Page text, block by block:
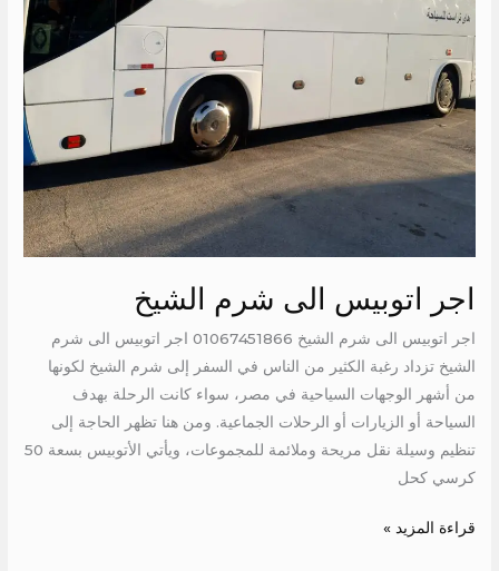
اجر اتوبيس الى شرم الشيخ
اجر اتوبيس الى شرم الشيخ 01067451866 اجر اتوبيس الى شرم
الشيخ تزداد رغبة الكثير من الناس في السفر إلى شرم الشيخ لكونها
من أشهر الوجهات السياحية في مصر، سواء كانت الرحلة بهدف
السياحة أو الزيارات أو الرحلات الجماعية. ومن هنا تظهر الحاجة إلى
تنظيم وسيلة نقل مريحة وملائمة للمجموعات، ويأتي الأتوبيس بسعة 50
كرسي كحل
قراءة المزيد »